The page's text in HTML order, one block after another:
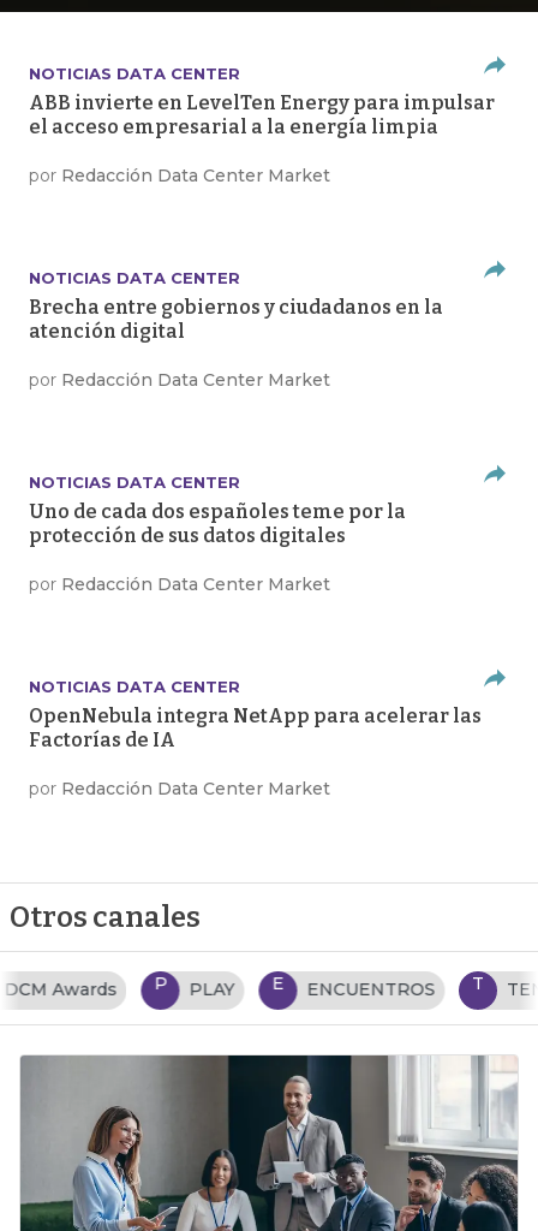
NOTICIAS DATA CENTER
ABB invierte en LevelTen Energy para impulsar
el acceso empresarial a la energía limpia
por Redacción Data Center Market
NOTICIAS DATA CENTER
Brecha entre gobiernos y ciudadanos en la
atención digital
por Redacción Data Center Market
NOTICIAS DATA CENTER
Uno de cada dos españoles teme por la
protección de sus datos digitales
por Redacción Data Center Market
NOTICIAS DATA CENTER
OpenNebula integra NetApp para acelerar las
Factorías de IA
por Redacción Data Center Market
Otros canales
P PLAY E ENCUENTROS T TENDENCIAS TI